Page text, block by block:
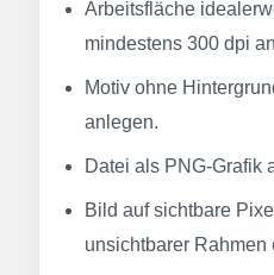
Arbeitsfläche
mindestens 300 dpi
Motiv ohne
anlegen.
Datei als PNG-Grafik
Bild auf sichtbare
unsichtbarer Rahmen